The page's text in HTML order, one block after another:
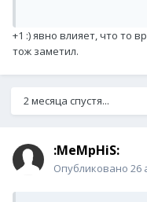
+1 :) явно влияет, что то
тож заметил.
2 месяца спустя...
:MeMpHiS:
Опубликовано 26